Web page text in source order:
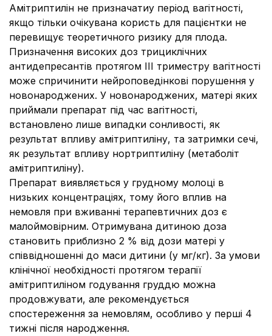
Амітриптилін не призначатиу період вагітності,
якщо тільки очікувана користь для пацієнтки не
перевищує теоретичного ризику для плода.
Призначення високих доз трициклічних
антидепресантів протягом III триместру вагітності
може спричинити нейроповедінкові порушення у
новонароджених. У новонароджених, матері яких
приймали препарат під час вагітності,
встановлено лише випадки сонливості, як
результат впливу амітриптиліну, та затримки сечі,
як результат впливу нортриптиліну (метаболіт
амітриптиліну).
Препарат виявляється у грудному молоці в
низьких концентраціях, тому його вплив на
немовля при вживанні терапевтичних доз є
малоймовірним. Отримувана дитиною доза
становить приблизно 2 % від дози матері у
співвідношенні до маси дитини (у мг/кг). За умови
клінічної необхідності протягом терапії
амітриптиліном годування груддю можна
продовжувати, але рекомендується
спостереження за немовлям, особливо у перші 4
тижні після народження.